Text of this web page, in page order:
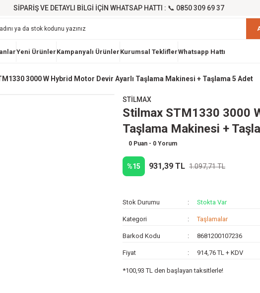
SİPARİŞ VE DETAYLI BİLGİ İÇİN WHATSAP HATTI : 📞 0850 309 69 37
Yeni Ürünler Kampanyalı Ürünler Kurumsal TekliflerWhatsapp Hattı
3000 W Hybrid Motor Devir Ayarlı Taşlama Makinesi + Taşlama 5 Adet
STİLMAX
Stilmax STM1330 3000
Taşlama Makinesi +
0 Puan - 0 Yorum
%15 931,39 TL 1.097,71 TL
Stok Durumu Stokta Var
Kategori Taşlamalar
Barkod Kodu 8681200107236
Fiyat 914,76 TL + KDV
*100,93 TL den başlayan taksitlerle!